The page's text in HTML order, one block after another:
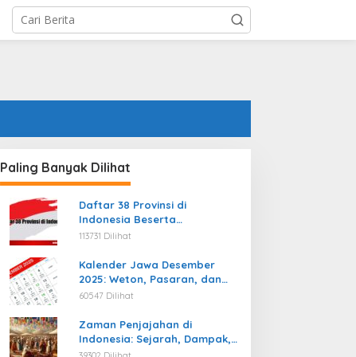
Paling Banyak Dilihat
Daftar 38 Provinsi di
Indonesia Beserta
Ibukotanya Terbaru
113731 Dilihat
Kalender Jawa Desember
2025: Weton, Pasaran, dan
Hari Baik
60547 Dilihat
Zaman Penjajahan di
Indonesia: Sejarah, Dampak,
dan Perjuangan Menuju